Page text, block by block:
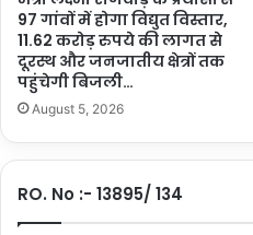
ति
क
रें
गी
स
म्मा
नि
त
97 गांवों में होगा विद्युत विस्तार,
11.62 करोड़ रुपये की लागत से
दूरस्थ और जनजातीय क्षेत्रों तक
पहुंचेगी बिजली…
August 5, 2026
RO. No :- 13895/ 134